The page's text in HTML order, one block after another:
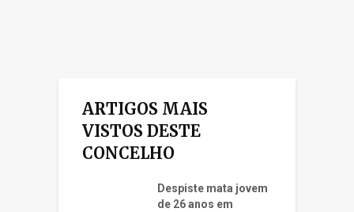
ARTIGOS MAIS
VISTOS DESTE
CONCELHO
Despiste mata jovem
de 26 anos em